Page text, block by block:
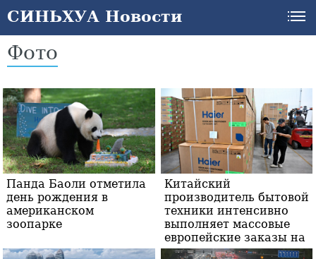
СИНЬХУА Новости
Фото
Панда Баоли отметила
день рождения в
американском
зоопарке
Китайский
производитель бытовой
техники интенсивно
выполняет массовые
европейские заказы на
кондиционеры